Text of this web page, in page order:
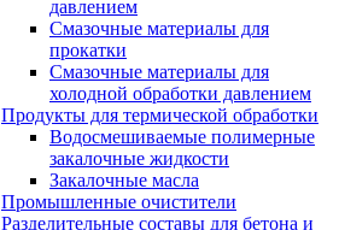
давлением
Смазочные материалы для
прокатки
Смазочные материалы для
холодной обработки давлением
Продукты для термической обработки
Водосмешиваемые полимерные
закалочные жидкости
Закалочные масла
Промышленные очистители
Разделительные составы для бетона и